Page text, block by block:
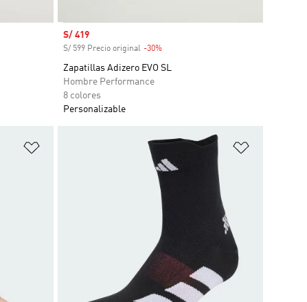
Precio de venta
S/ 419
S/ 599 Precio original -30%Descuento
Zapatillas Adizero EVO SL
Hombre Performance
8 colores
Personalizable
Añadir a la lista de deseos